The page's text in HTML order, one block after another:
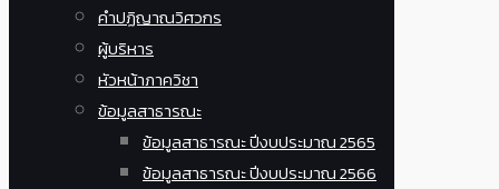
คำปฏิญาณวิศวกร
ผู้บริหาร
หัวหน้าภาควิชา
ข้อมูลสาธารณะ
ข้อมูลสาธารณะ ปีงบประมาณ 2565
ข้อมูลสาธารณะ ปีงบประมาณ 2566